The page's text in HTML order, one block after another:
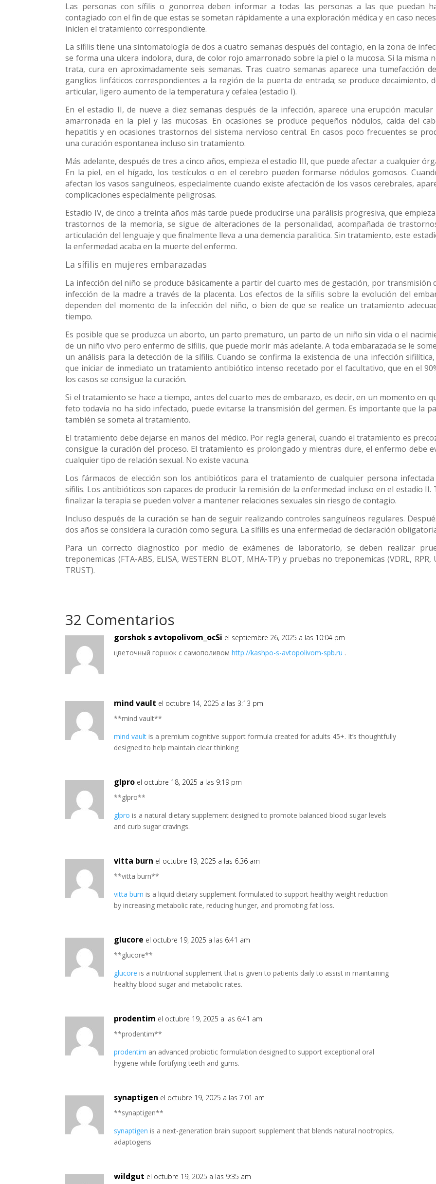
Las personas con sífilis o gonorrea deben informar a todas las personas a las que puedan
contagiado con el fin de que estas se sometan rápidamente a una exploración médica y en caso
inicien el tratamiento correspondiente.
La sífilis tiene una sintomatología de dos a cuatro semanas después del contagio, en la zona de
se forma una ulcera indolora, dura, de color rojo amarronado sobre la piel o la mucosa. Si la misma
trata, cura en aproximadamente seis semanas. Tras cuatro semanas aparece una tumefacción
ganglios linfáticos correspondientes a la región de la puerta de entrada; se produce decaimiento,
articular, ligero aumento de la temperatura y cefalea (estadio I).
En el estadio II, de nueve a diez semanas después de la infección, aparece una erupción macular
amarronada en la piel y las mucosas. En ocasiones se produce pequeños nódulos, caída del
hepatitis y en ocasiones trastornos del sistema nervioso central. En casos poco frecuentes se
una curación espontanea incluso sin tratamiento.
Más adelante, después de tres a cinco años, empieza el estadio III, que puede afectar a cualquier
En la piel, en el hígado, los testículos o en el cerebro pueden formarse nódulos gomosos.
afectan los vasos sanguíneos, especialmente cuando existe afectación de los vasos cerebrales,
complicaciones especialmente peligrosas.
Estadio IV, de cinco a treinta años más tarde puede producirse una parálisis progresiva, que
trastornos de la memoria, se sigue de alteraciones de la personalidad, acompañada de
articulación del lenguaje y que finalmente lleva a una demencia paralitica. Sin tratamiento, este
la enfermedad acaba en la muerte del enfermo.
La sífilis en mujeres embarazadas
La infección del niño se produce básicamente a partir del cuarto mes de gestación, por transmisión
infección de la madre a través de la placenta. Los efectos de la sífilis sobre la evolución del
dependen del momento de la infección del niño, o bien de que se realice un tratamiento
tiempo.
Es posible que se produzca un aborto, un parto prematuro, un parto de un niño sin vida o el
de un niño vivo pero enfermo de sífilis, que puede morir más adelante. A toda embarazada se le
un análisis para la detección de la sífilis. Cuando se confirma la existencia de una infección
que iniciar de inmediato un tratamiento antibiótico intenso recetado por el facultativo, que en el
los casos se consigue la curación.
Si el tratamiento se hace a tiempo, antes del cuarto mes de embarazo, es decir, en un momento en
feto todavía no ha sido infectado, puede evitarse la transmisión del germen. Es importante que la
también se someta al tratamiento.
El tratamiento debe dejarse en manos del médico. Por regla general, cuando el tratamiento es
consigue la curación del proceso. El tratamiento es prolongado y mientras dure, el enfermo debe
cualquier tipo de relación sexual. No existe vacuna.
Los fármacos de elección son los antibióticos para el tratamiento de cualquier persona
sífilis. Los antibióticos son capaces de producir la remisión de la enfermedad incluso en el estadio II.
finalizar la terapia se pueden volver a mantener relaciones sexuales sin riesgo de contagio.
Incluso después de la curación se han de seguir realizando controles sanguíneos regulares.
dos años se considera la curación como segura. La sífilis es una enfermedad de declaración
Para un correcto diagnostico por medio de exámenes de laboratorio, se deben realizar
treponemicas (FTA-ABS, ELISA, WESTERN BLOT, MHA-TP) y pruebas no treponemicas (VDRL, RPR,
TRUST).
32 Comentarios
gorshok s avtopolivom_ocSi el septiembre 26, 2025 a las 10:04 pm
цветочный горшок с самополивомhttp://kashpo-s-avtopolivom-spb.ru .
mind vault el octubre 14, 2025 a las 3:13 pm
**mind vault**
mind vault is a premium cognitive support formula created for adults 45+. It’s thoughtfully
designed to help maintain clear thinking
glpro el octubre 18, 2025 a las 9:19 pm
** glpro**
glpro is a natural dietary supplement designed to promote balanced blood sugar levels
and curb sugar cravings.
vitta burn el octubre 19, 2025 a las 6:36 am
**vitta burn**
vitta burn is a liquid dietary supplement formulated to support healthy weight reduction
by increasing metabolic rate, reducing hunger, and promoting fat loss.
glucore el octubre 19, 2025 a las 6:41 am
** glucore**
glucore is a nutritional supplement that is given to patients daily to assist in maintaining
healthy blood sugar and metabolic rates.
prodentim el octubre 19, 2025 a las 6:41 am
** prodentim**
prodentim an advanced probiotic formulation designed to support exceptional oral
hygiene while fortifying teeth and gums.
synaptigen el octubre 19, 2025 a las 7:01 am
** synaptigen**
synaptigen is a next-generation brain support supplement that blends natural nootropics,
adaptogens
wildgut el octubre 19, 2025 a las 9:35 am